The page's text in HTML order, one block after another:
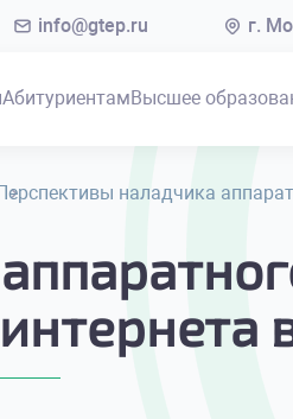
info@gtep.ru г.
Абитуриентам Высшее
наладчика